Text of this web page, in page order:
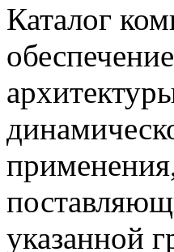
Каталог
указанной